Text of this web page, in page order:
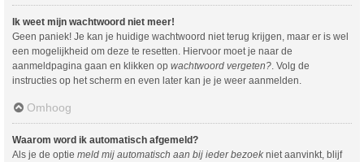
Ik weet mijn wachtwoord niet meer!
Geen paniek! Je kan je huidige wachtwoord niet terug krijgen, maar er is wel
een mogelijkheid om deze te resetten. Hiervoor moet je naar de
aanmeldpagina gaan en klikken op wachtwoord vergeten? . Volg de
instructies op het scherm en even later kan je je weer aanmelden.
Omhoog
Waarom word ik automatisch afgemeld?
Als je de optie meld mij automatisch aan bij ieder bezoek niet aanvinkt, blijf